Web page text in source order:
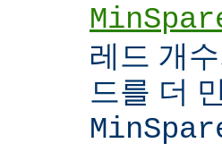
레드 개
드를 더